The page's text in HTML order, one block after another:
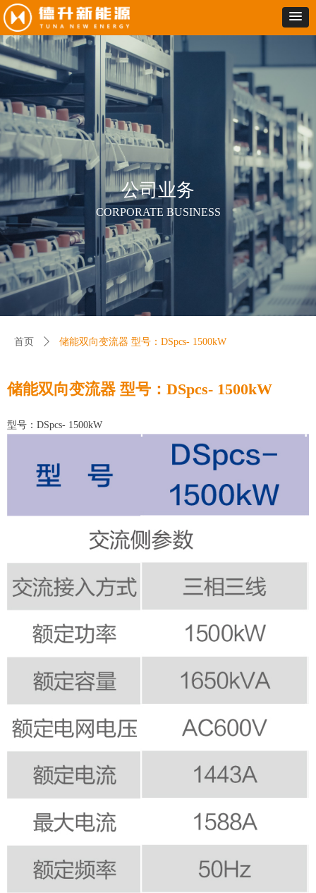
首页 ꄲ 储能双向变流器 型号：DSpcs- 1500kW
储能双向变流器 型号：DSpcs- 1500kW
型号：DSpcs- 1500kW
公司业务
CORPORATE BUSINESS